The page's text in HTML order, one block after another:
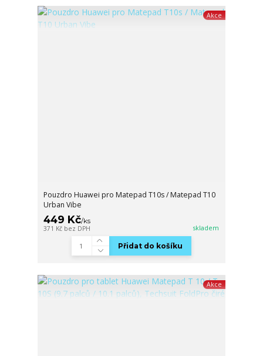
Akce
Pouzdro Huawei pro Matepad T10s / Matepad T10
Urban Vibe
449 Kč/ks
371 Kč bez DPH skladem
Přidat do košíku
Akce